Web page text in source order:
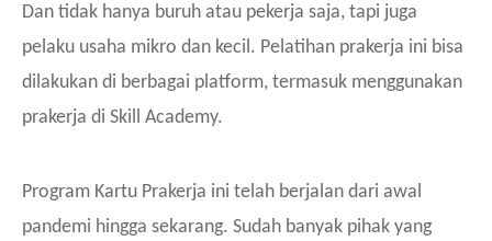
Dan tidak hanya buruh atau pekerja saja, tapi juga
pelaku usaha mikro dan kecil. Pelatihan prakerja ini bisa
dilakukan di berbagai platform, termasuk menggunakan
prakerja di Skill Academy.
Program Kartu Prakerja ini telah berjalan dari awal
pandemi hingga sekarang. Sudah banyak pihak yang